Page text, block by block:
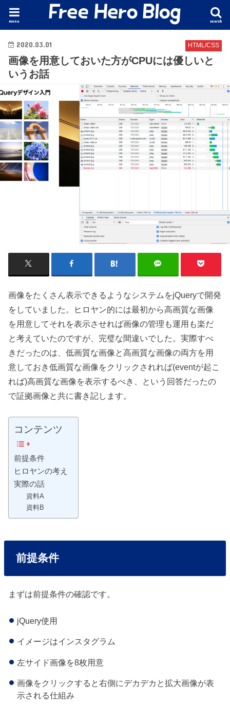
search
menu
HTML/CSS
2020.03.01
画像を用意しておいた方がCPUには優しいと
いうお話
画像をたくさん表示できるようなシステムをjQueryで開発
をしていました。ヒロヤン的には最初から高画質な画像
を用意してそれを表示させれば画像の管理も運用も楽だ
と考えていたのですが、完璧な間違いでした。実際すべ
きだったのは、低画質な画像と高画質な画像の両方を用
意しておき低画質な画像をクリックされれば(eventが起こ
れば)高画質な画像を表示するべき、という回答だったの
で証拠画像と共に書き記します。
コンテンツ
前提条件
ヒロヤンの考え
実際の話
資料A
資料B
前提条件
まずは前提条件の確認です。
jQuery使用
イメージはインスタグラム
左サイド画像を8枚用意
画像をクリックすると右側にデカデカと拡大画像が表
示される仕組み